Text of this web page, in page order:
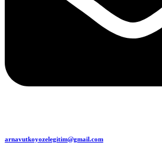
arnavutkoyozelegitim@gmail.com